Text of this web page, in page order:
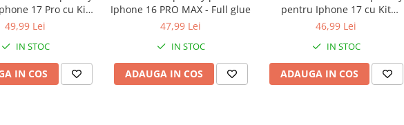
17 Pro cu Kit
Inclus pentru
49,99 Lei
IN STOC
IN COS
Iphone 16 PRO MAX - Full glue
47,99 Lei
IN STOC
ADAUGA IN COS
pentru Iphone 17 cu Kit
Montare Inclus pentru
46,99 Lei
IN STOC
ADAUGA IN COS